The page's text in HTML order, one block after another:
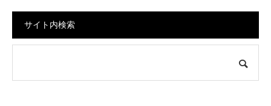
サイト内検索